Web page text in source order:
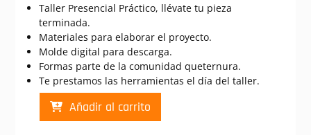
Taller Presencial Práctico, llévate tu pieza
terminada.
Materiales para elaborar el proyecto.
Molde digital para descarga.
Formas parte de la comunidad queternura.
Te prestamos las herramientas el día del taller.
Simba
Añadir al carrito